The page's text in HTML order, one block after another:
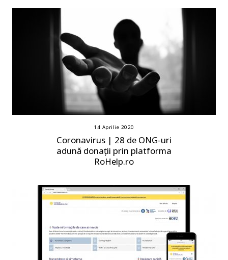
14 Aprilie 2020
Coronavirus | 28 de ONG-uri
adună donații prin platforma
RoHelp.ro